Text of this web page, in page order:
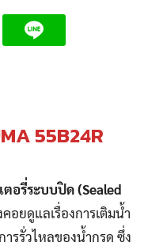
55B24R
ตอรี่ระบบปิด (Sealed
อยดูแลเรื่องการเติมน้ำ
รรั่วไหลของน้ำกรด ซึ่ง